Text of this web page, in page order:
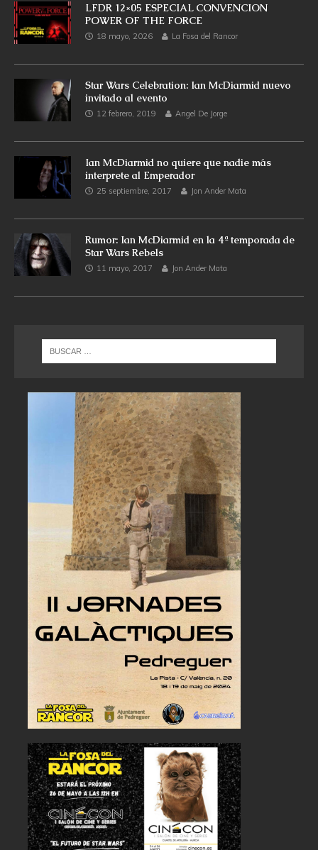
LFDR 12×05 ESPECIAL CONVENCION
POWER OF THE FORCE
18 mayo, 2026 La Fosa del Rancor
Star Wars Celebration: Ian McDiarmid nuevo
invitado al evento
12 febrero, 2019 Angel De Jorge
Ian McDiarmid no quiere que nadie más
interprete al Emperador
25 septiembre, 2017 Jon Ander Mata
Rumor: Ian McDiarmid en la 4ª temporada de
Star Wars Rebels
11 mayo, 2017 Jon Ander Mata